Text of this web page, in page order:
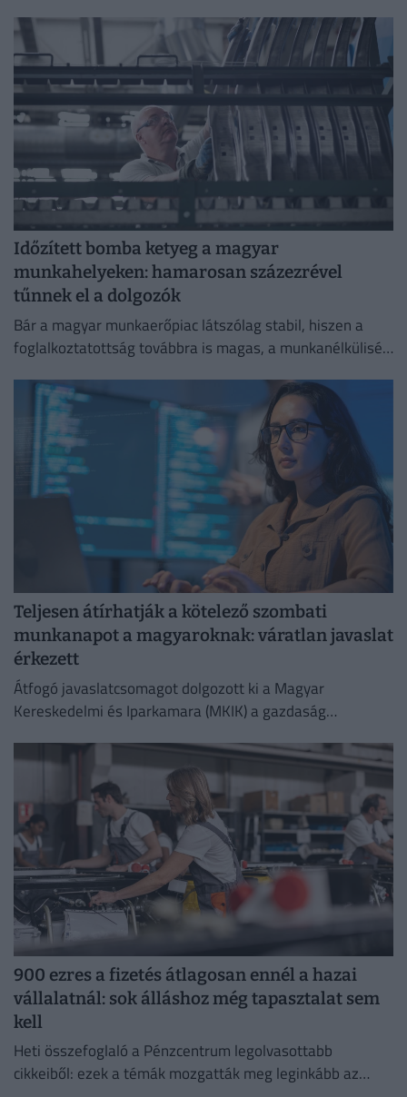
Időzített bomba ketyeg a magyar
munkahelyeken: hamarosan százezrével
tűnnek el a dolgozók
Bár a magyar munkaerőpiac látszólag stabil, hiszen a
foglalkoztatottság továbbra is magas, a munkanélküliség
Teljesen átírhatják a kötelező szombati
munkanapot a magyaroknak: váratlan javaslat
érkezett
Átfogó javaslatcsomagot dolgozott ki a Magyar
Kereskedelmi és Iparkamara (MKIK) a gazdaság
kezelése érdekében.
900 ezres a fizetés átlagosan ennél a hazai
vállalatnál: sok álláshoz még tapasztalat sem
kell
Heti összefoglaló a Pénzcentrum legolvasottabb
cikkeiből: ezek a témák mozgatták meg leginkább az